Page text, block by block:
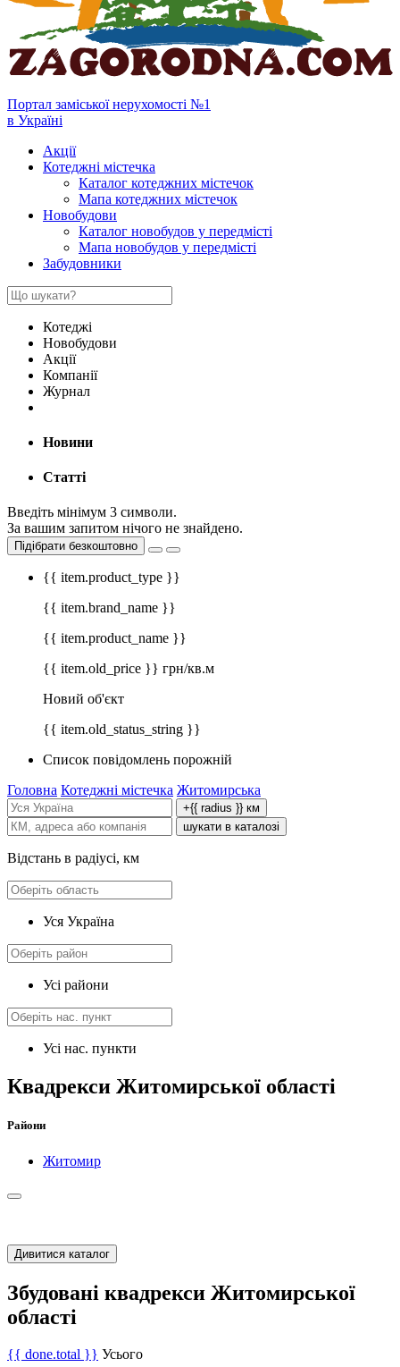
Портал заміської нерухомості №1
в Україні
Акції
Котеджні містечка
Каталог котеджних містечок
Мапа котеджних містечок
Новобудови
Каталог новобудов у передмісті
Мапа новобудов у передмісті
Забудовники
Котеджі
Новобудови
Акції
Компанії
Журнал
Новини
Статті
Введіть мінімум 3 символи.
За вашим запитом нічого не знайдено.
Підібрати безкоштовно
{{ item.product_type }}
{{ item.brand_name }}
{{ item.product_name }}
{{ item.old_price }} грн/кв.м
Новий об'єкт
{{ item.old_status_string }}
Список повідомлень порожній
Головна Котеджні містечка Житомирська
+{{ radius }} км
шукати в каталозі
Відстань в радіусі, км
Уся Україна
Усі райони
Усі нас. пункти
Квадрекси Житомирської області
Райони
Житомир
Дивитися каталог
Збудовані квадрекси Житомирської
області
{{ done.total }} Усього